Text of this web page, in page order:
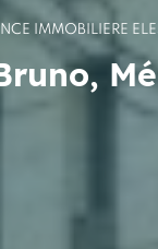
IMMOBILIÈRE